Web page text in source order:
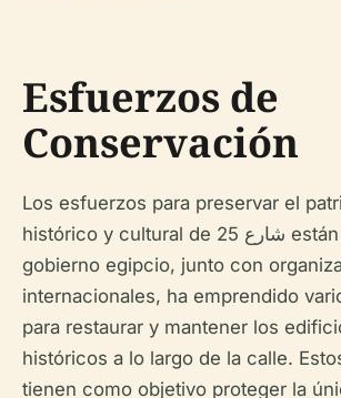
Esfuerzos de
Conservación
Los esfuerzos para preservar el
histórico y cultural de شارع 25 están en curso. El
gobierno egipcio, junto con
internacionales, ha emprendido
para restaurar y mantener los
históricos a lo largo de la calle.
tienen como objetivo proteger la